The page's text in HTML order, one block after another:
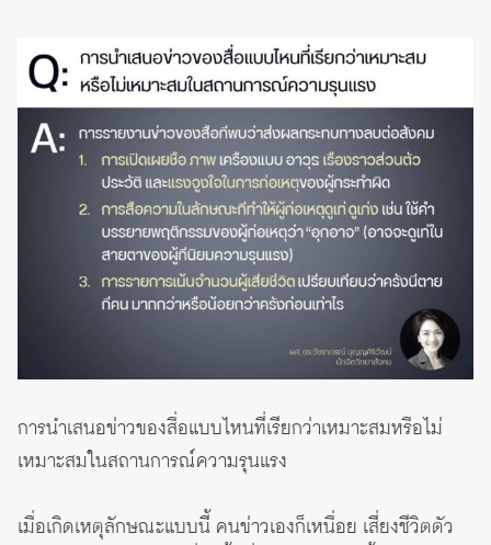
การนำเสนอข่าวของสื่อแบบไหนที่เรียกว่าเหมาะสมหรือไม่
เหมาะสมในสถานการณ์ความรุนแรง
เมื่อเกิดเหตุลักษณะแบบนี้ คนข่าวเองก็เหนื่อย เสี่ยงชีวิตตัว